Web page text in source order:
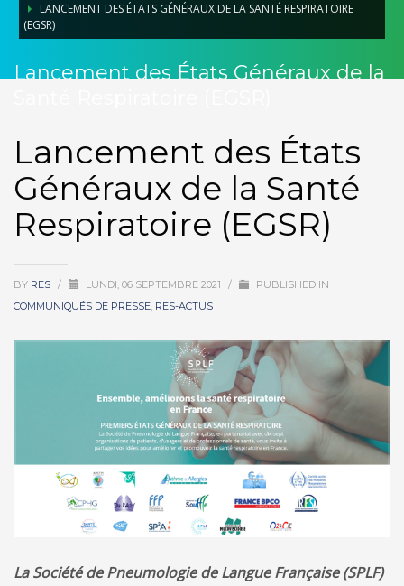
LANCEMENT DES ÉTATS GÉNÉRAUX DE LA SANTÉ RESPIRATOIRE
(EGSR)
Lancement des États Généraux de la
Lancement des États
Généraux de la Santé
Respiratoire (EGSR)
BY RES / LUNDI, 06 SEPTEMBRE 2021 /
PUBLISHED IN
COMMUNIQUÉS DE PRESSE, RES-ACTUS
La Société de Pneumologie de Langue Française (SPLF)